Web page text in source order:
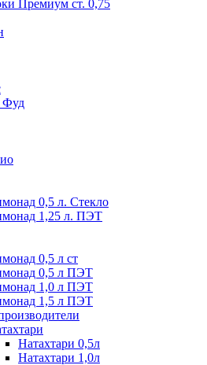
Премиум ст. 0,75
Фуд
0,5 л. Стекло
1,25 л. ПЭТ
0,5 л ст
0,5 л ПЭТ
1,0 л ПЭТ
1,5 л ПЭТ
Натахтари 0,5л
Натахтари 1,0л